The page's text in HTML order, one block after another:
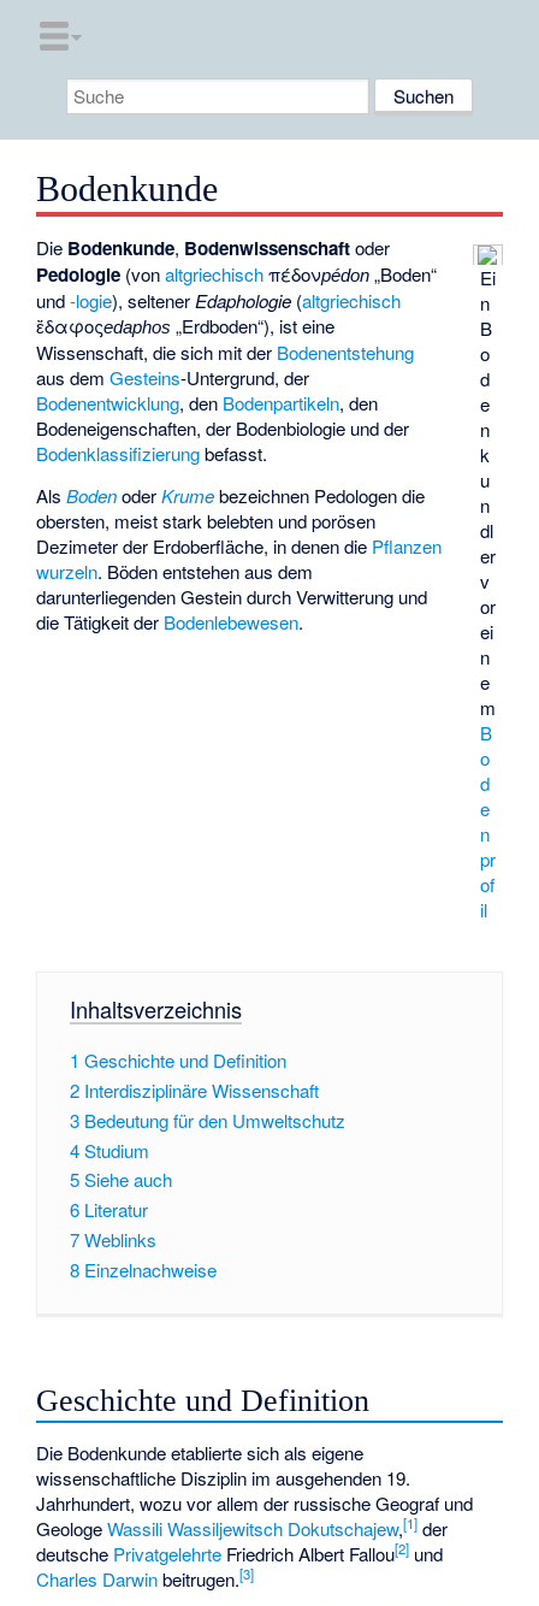
Bodenkunde
Ei
n
B
o
d
e
n
k
u
n
dl
er
v
or
ei
n
e
m
B
o
d
e
n
pr
of
il
Die Bodenkunde, Bodenwissenschaftoder
Pedologie (vonaltgriechisch πέδονpédon „Boden“
und-logie), seltenerEdaphologie (altgriechisch
ἔδαφοςedaphos „Erdboden“), ist eine
Wissenschaft, die sich mit der Bodenentstehung
aus demGesteins-Untergrund, der
Bodenentwicklung, den Bodenpartikeln, den
Bodeneigenschaften, der Bodenbiologie und der
Bodenklassifizierungbefasst.
AlsBodenoderKrumebezeichnen Pedologen die
obersten, meist stark belebten und porösen
Dezimeter der Erdoberfläche, in denen die Pflanzen
wurzeln. Böden entstehen aus dem
darunterliegenden Gestein durch Verwitterung und
die Tätigkeit der Bodenlebewesen.
Inhaltsverzeichnis
1 Geschichte und Definition
2 Interdisziplinäre Wissenschaft
3 Bedeutung für den Umweltschutz
4Studium
5Siehe auch
6 Literatur
7Weblinks
8 Einzelnachweise
Geschichte und Definition
Die Bodenkunde etablierte sich als eigene
wissenschaftliche Disziplin im ausgehenden 19.
Jahrhundert, wozu vor allem der russische Geograf und
GeologeWassili Wassiljewitsch Dokutschajew,[1] der
deutsche Privatgelehrte Friedrich Albert Fallou[2] und
Charles Darwinbeitrugen.[3]